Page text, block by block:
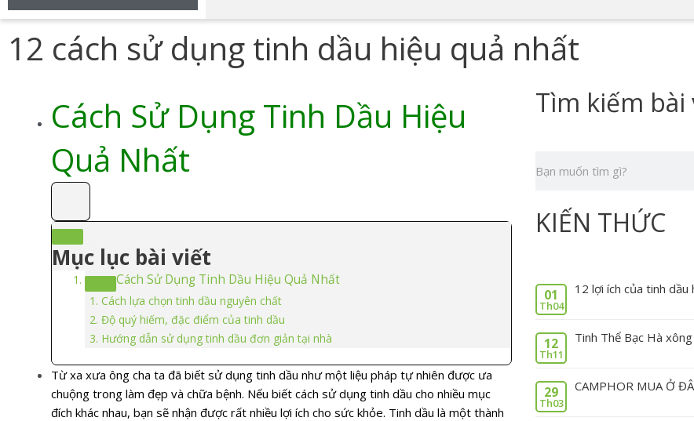
12 cách sử dụng tinh dầu hiệu quả nhất
Cách Sử Dụng Tinh Dầu Hiệu
Quả Nhất
Mục lục bài viết
Cách Sử Dụng Tinh Dầu Hiệu Quả Nhất
Cách lựa chọn tinh dầu nguyên chất
Độ quý hiếm, đặc điểm của tinh dầu
Hướng dẫn sử dụng tinh dầu đơn giản tại nhà
Từ xa xưa ông cha ta đã biết sử dụng tinh dầu như một liệu pháp tự nhiên được ưa
chuộng trong làm đẹp và chữa bệnh. Nếu biết cách sử dụng tinh dầu cho nhiều mục
đích khác nhau, bạn sẽ nhận được rất nhiều lợi ích cho sức khỏe. Tinh dầu là một thành
Tìm kiếm bài
kiếm
KIẾN THỨC
01
Th04
12 lợi ích của tinh
12
Th11
Tinh Thể Bạc Hà
29
Th03
CAMPHOR MUA Ở